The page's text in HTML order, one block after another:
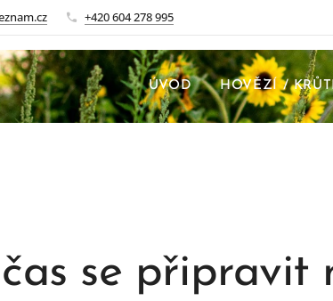
+420 604 278 995
ÚVOD HOVĚZÍ /
čas se připravit